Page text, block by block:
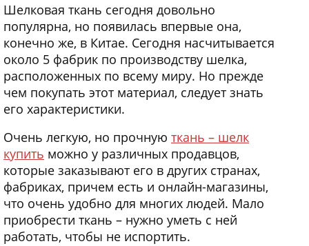
Шелковая ткань сегодня довольно
популярна, но появилась впервые она,
конечно же, в Китае. Сегодня насчитывается
около 5 фабрик по производству шелка,
расположенных по всему миру. Но прежде
чем покупать этот материал, следует знать
его характеристики.
Очень легкую, но прочную ткань – шелк
купить можно у различных продавцов,
которые заказывают его в других странах,
фабриках, причем есть и онлайн-магазины,
что очень удобно для многих людей. Мало
приобрести ткань – нужно уметь с ней
работать, чтобы не испортить.